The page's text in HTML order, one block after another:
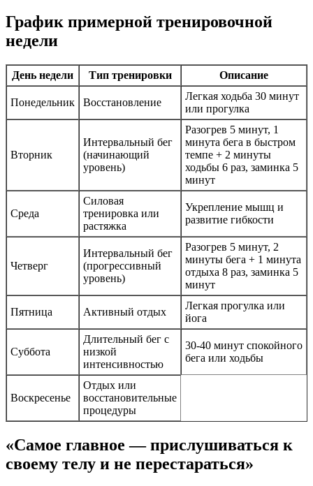
График примерной тренировочной
недели
День недели Тип тренировки Описание
Понедельник Восстановление
Легкая ходьба 30 минут
или прогулка
Вторник
Интервальный бег
(начинающий
уровень)
Разогрев 5 минут, 1
минута бега в быстром
темпе + 2 минуты
ходьбы 6 раз, заминка 5
минут
Среда
Силовая
тренировка или
растяжка
Укрепление мышц и
развитие гибкости
Четверг
Интервальный бег
(прогрессивный
уровень)
Разогрев 5 минут, 2
минуты бега + 1 минута
отдыха 8 раз, заминка 5
минут
Пятница Активный отдых
Легкая прогулка или
йога
Суббота
Длительный бег с
низкой
интенсивностью
30-40 минут спокойного
бега или ходьбы
Воскресенье
Отдых или
восстановительные
процедуры
«Самое главное — прислушиваться к
своему телу и не перестараться»